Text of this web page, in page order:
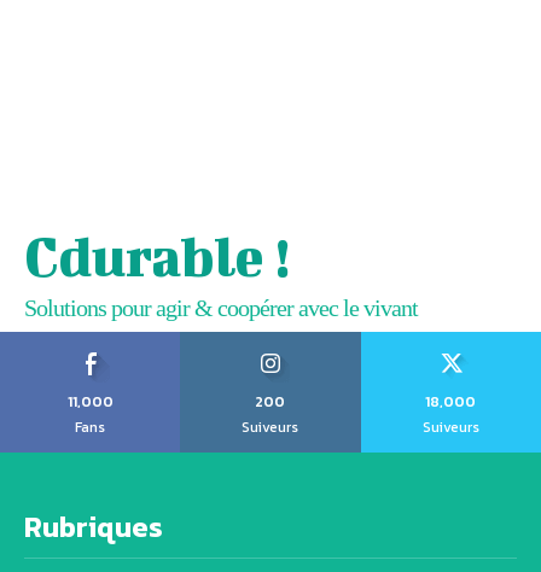
Cdurable !
Solutions pour agir & coopérer avec le vivant
11,000
Fans
200
Suiveurs
18,000
Suiveurs
Rubriques